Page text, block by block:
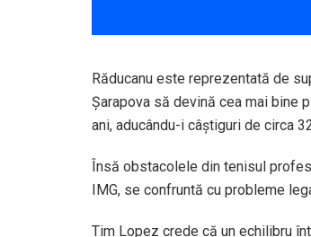
Răducanu este reprezentată de
Şarapova să devină cea mai bine
ani, aducându-i câştiguri de circa
Însă obstacolele din tenisul
IMG, se confruntă cu probleme
Tim Lopez crede că un echilibru